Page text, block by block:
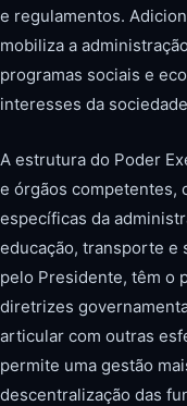
e regulamentos.
mobiliza a
programas sociais e
interesses da
A estrutura do Poder
e órgãos competentes,
específicas da
educação, transporte e
pelo Presidente, têm o
diretrizes
articular com outras
permite uma gestão
descentralização das